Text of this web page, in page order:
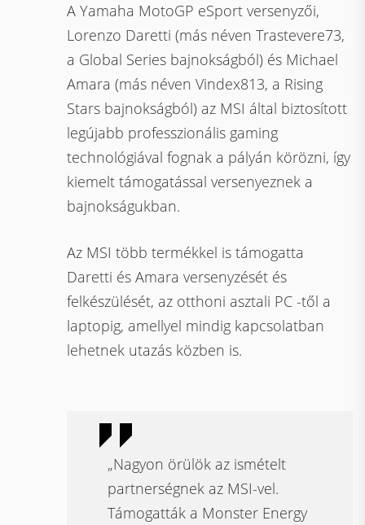
A Yamaha MotoGP eSport versenyzői,
Lorenzo Daretti (más néven Trastevere73,
a Global Series bajnokságból) és Michael
Amara (más néven Vindex813, a Rising
Stars bajnokságból) az MSI által biztosított
legújabb professzionális gaming
technológiával fognak a pályán körözni, így
kiemelt támogatással versenyeznek a
bajnokságukban.
Az MSI több termékkel is támogatta
Daretti és Amara versenyzését és
felkészülését, az otthoni asztali PC -től a
laptopig, amellyel mindig kapcsolatban
lehetnek utazás közben is.
„Nagyon örülök az ismételt
partnerségnek az MSI-vel.
Támogatták a Monster Energy